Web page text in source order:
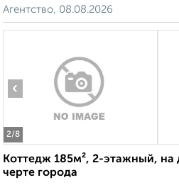
Агентство, 08.08.2026
2/8
‹
Коттедж 185м², 2-этажный, на
черте города